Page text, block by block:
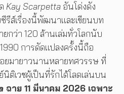
Kay Scarpetta อันโด่งดัง
ซีรีส์เรื่องนี้พัฒนาและเขียนบท
กว่า 120 ล้านเล่มทั่วโลกนับ
การดัดแปลงครั้งนี้ถือ
ยมายาวนานหลายทศวรรษ ที่
ติเวชผู้เป็นที่รักได้โลดเล่นบน
ฉาย 11 มีนาคม 2026 เฉพาะ